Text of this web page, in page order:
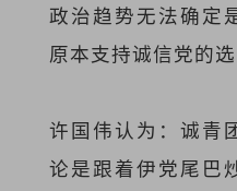
政治趋势无法确定
原本支持诚信党的
许国伟认为：诚青
论是跟着伊党尾巴